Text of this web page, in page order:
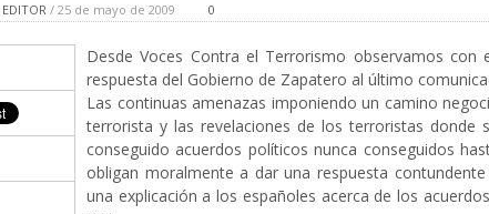
EDITOR / 25 de mayo de 2009 0
Desde Voces Contra el Terrorismo observamos con
respuesta del Gobierno de Zapatero al último
Las continuas amenazas imponiendo un camino
terrorista y las revelaciones de los terroristas donde
conseguido acuerdos políticos nunca conseguidos
obligan moralmente a dar una respuesta
una explicación a los españoles acerca de los